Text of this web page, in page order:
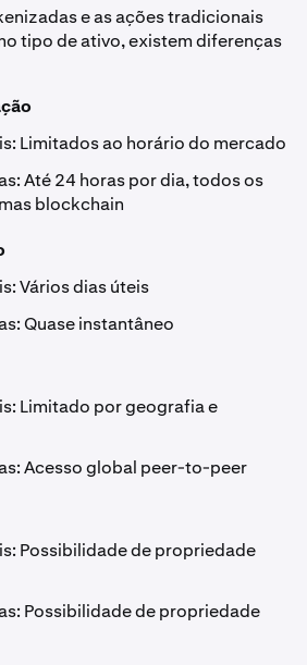
e as ações tradicionais
tipo de ativo, existem diferenças
Limitados ao horário do mercado
Até 24 horas por dia, todos os
blockchain
Vários dias úteis
Quase instantâneo
Limitado por geografia e
Acesso global peer-to-peer
Possibilidade de propriedade
Possibilidade de propriedade